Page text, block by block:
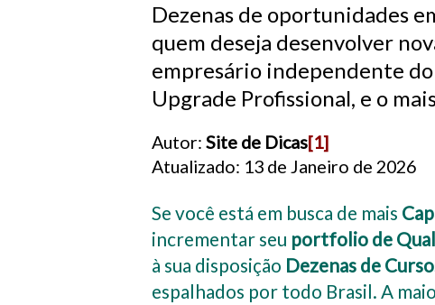
Dezenas de oportunidades
quem deseja desenvolver
empresário independente
Upgrade Profissional, e o
Autor: Site de Dicas[1]
Atualizado: 13 de Janeiro de 2026
Se você está em busca de mais
incrementar seu portfolio de
à sua disposição Dezenas de
espalhados por todo Brasil. A